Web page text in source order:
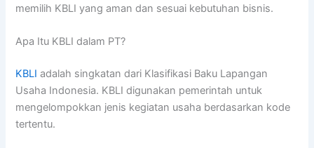
memilih KBLI yang aman dan sesuai kebutuhan bisnis.
Apa Itu KBLI dalam PT?
KBLI adalah singkatan dari Klasifikasi Baku Lapangan
Usaha Indonesia. KBLI digunakan pemerintah untuk
mengelompokkan jenis kegiatan usaha berdasarkan kode
tertentu.